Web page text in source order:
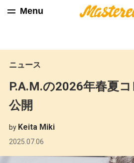
Menu
ニュース
P.A.M.の2026年春夏
公開
by Keita Miki
2025.07.06